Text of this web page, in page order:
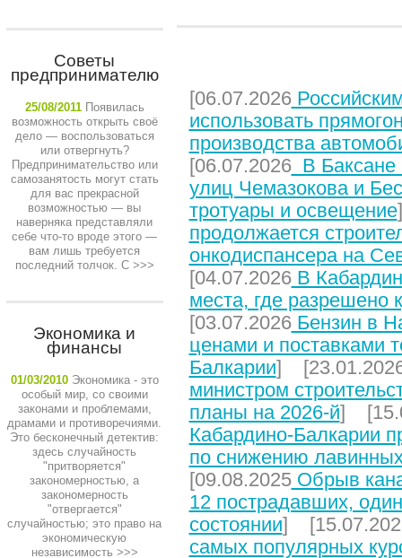
Советы
предпринимателю
25/08/2011 Появилась
возможность открыть своё
дело — воспользоваться
или отвергнуть?
Предпринимательство или
самозанятость могут стать
для вас прекрасной
возможностью — вы
наверняка представляли
себе что-то вроде этого —
вам лишь требуется
последний толчок. С>>>
Экономика и
финансы
01/03/2010 Экономика - это
особый мир, со своими
законами и проблемами,
драмами и противоречиями.
Это бесконечный детектив:
здесь случайность
"притворяется"
закономерностью, а
закономерность
"отвергается"
случайностью; это право на
экономическую
независимость >>>
[06.07.2026
использовать
производства
[06.07.2026В Баксане
улиц Чемазокова и
тротуары и освещение
продолжается
онкодиспансера на
[04.07.2026В
места, где разрешено
[03.07.2026Бензин в
ценами и поставками
Балкарии]
министром
планы на 2026-й]
Кабардино-Балкарии
по снижению
[09.08.2025Обрыв
12 пострадавших,
состоянии]
самых популярных